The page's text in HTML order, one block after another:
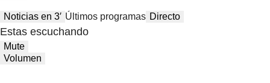
Noticias en 3′ Últimos programas Directo
Estas escuchando
Mute
Volumen